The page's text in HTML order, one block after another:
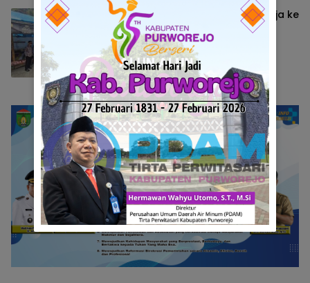
Komisi I DPRD Sumbar Kunjungan Kerja ke
Wisata Kelok Sembilan, Dorong
Pembangunan Rest Area
Berita Mei 24, 2025